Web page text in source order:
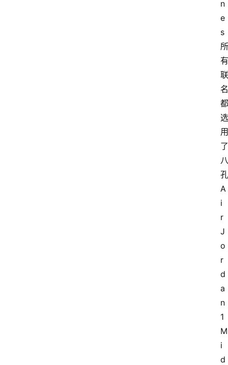
n
e
s
所
有
联
名
都
选
用
了
八
孔
A
i
r
J
o
r
d
a
n
1
M
i
d